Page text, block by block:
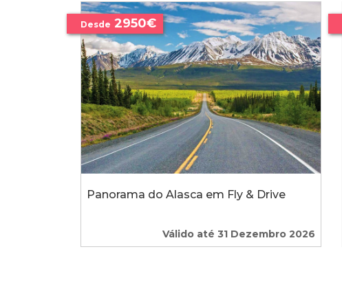
Panorama do Alasca em Fly & Drive
Desde 2950€
Válido até 31 Dezembro 2026